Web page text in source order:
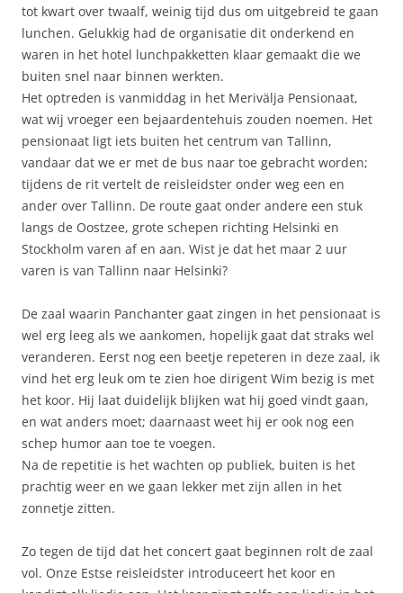
tot kwart over twaalf, weinig tijd dus om uitgebreid te gaan
lunchen. Gelukkig had de organisatie dit onderkend en
waren in het hotel lunchpakketten klaar gemaakt die we
buiten snel naar binnen werkten.
Het optreden is vanmiddag in het Merivälja Pensionaat,
wat wij vroeger een bejaardentehuis zouden noemen. Het
pensionaat ligt iets buiten het centrum van Tallinn,
vandaar dat we er met de bus naar toe gebracht worden;
tijdens de rit vertelt de reisleidster onder weg een en
ander over Tallinn. De route gaat onder andere een stuk
langs de Oostzee, grote schepen richting Helsinki en
Stockholm varen af en aan. Wist je dat het maar 2 uur
varen is van Tallinn naar Helsinki?
De zaal waarin Panchanter gaat zingen in het pensionaat is
wel erg leeg als we aankomen, hopelijk gaat dat straks wel
veranderen. Eerst nog een beetje repeteren in deze zaal, ik
vind het erg leuk om te zien hoe dirigent Wim bezig is met
het koor. Hij laat duidelijk blijken wat hij goed vindt gaan,
en wat anders moet; daarnaast weet hij er ook nog een
schep humor aan toe te voegen.
Na de repetitie is het wachten op publiek, buiten is het
prachtig weer en we gaan lekker met zijn allen in het
zonnetje zitten.
Zo tegen de tijd dat het concert gaat beginnen rolt de zaal
vol. Onze Estse reisleidster introduceert het koor en